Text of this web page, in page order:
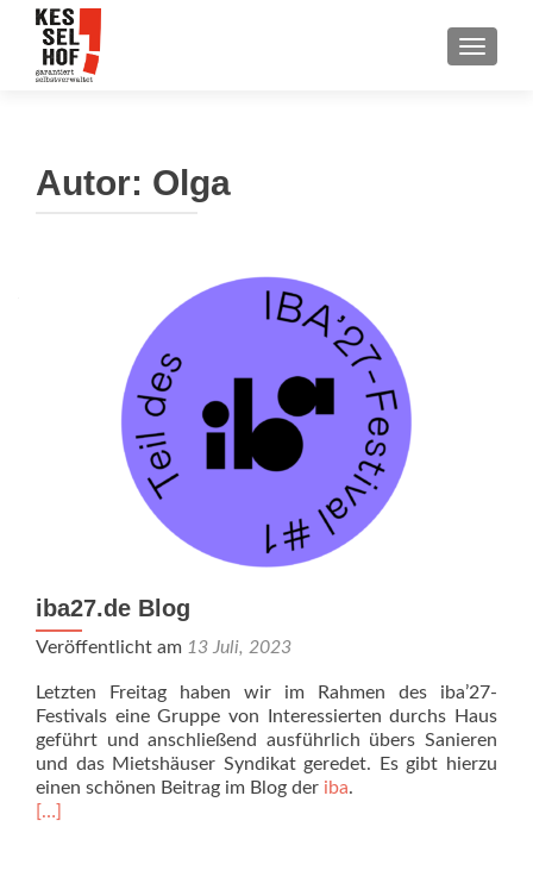
Autor: Olga
iba27.de Blog
Veröffentlicht am 13 Juli, 2023
Letzten Freitag haben wir im Rahmen des iba’27-
Festivals eine Gruppe von Interessierten durchs Haus
geführt und anschließend ausführlich übers Sanieren
und das Mietshäuser Syndikat geredet. Es gibt hierzu
einen schönen Beitrag im Blog der iba.
Read
[…]
Beitragsnavigation